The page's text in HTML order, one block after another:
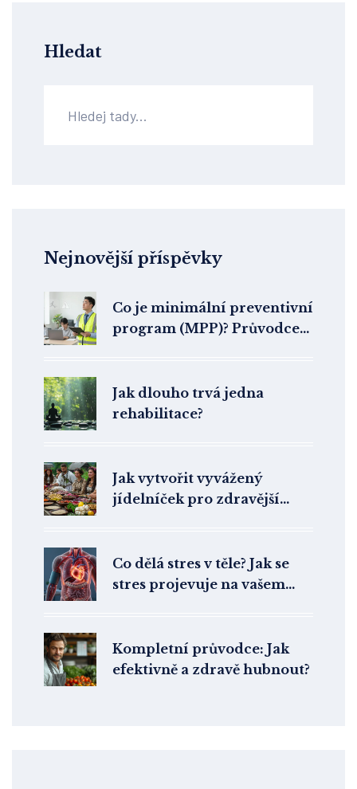
Hledat
Nejnovější příspěvky
Co je minimální preventivní
program (MPP)? Průvodce
Jak dlouho trvá jedna
rehabilitace?
Jak vytvořit vyvážený
jídelníček pro zdravější
Co dělá stres v těle? Jak se
stres projevuje na vašem
Kompletní průvodce: Jak
efektivně a zdravě hubnout?